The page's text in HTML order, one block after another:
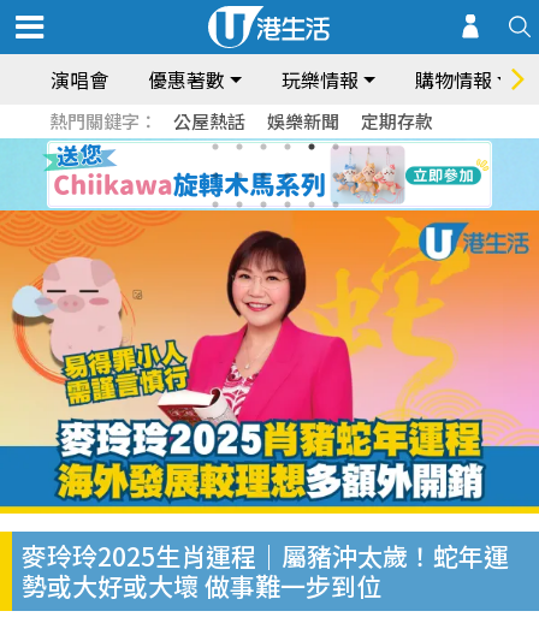
演唱會 優惠著數 玩樂情報 購物情報
熱門關鍵字： 公屋熱話 娛樂新聞 定期存款
麥玲玲2025生肖運程｜屬豬沖太歲！蛇年運
勢或大好或大壞 做事難一步到位